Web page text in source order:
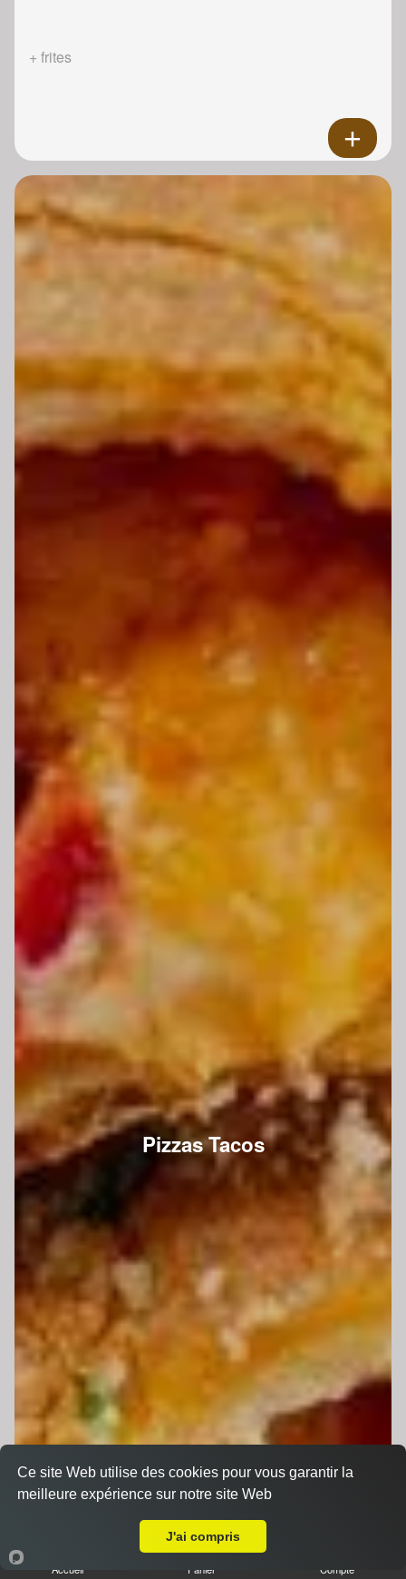
+ frites
Pizzas Tacos
Accueil Panier Compte
Ce site Web utilise des cookies pour vous garantir la
meilleure expérience sur notre site Web
J'ai compris